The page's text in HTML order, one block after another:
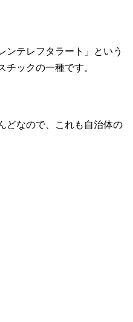
ンテレフタラート」という
ックの一種です。
どなので、これも自治体の